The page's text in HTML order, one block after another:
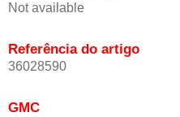
Not available
Referência do artigo
36028590
GMC